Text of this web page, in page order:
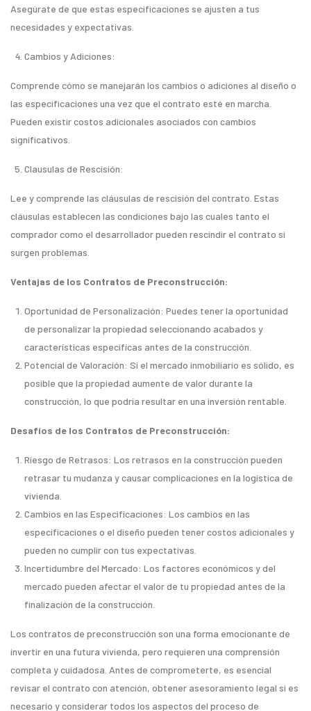
Asegúrate de que estas especificaciones se ajusten a tus
necesidades y expectativas.
Cambios y Adiciones:
Comprende cómo se manejarán los cambios o adiciones al diseño o
las especificaciones una vez que el contrato esté en marcha.
Pueden existir costos adicionales asociados con cambios
significativos.
Clausulas de Rescisión:
Lee y comprende las cláusulas de rescisión del contrato. Estas
cláusulas establecen las condiciones bajo las cuales tanto el
comprador como el desarrollador pueden rescindir el contrato si
surgen problemas.
Ventajas de los Contratos de Preconstrucción:
Oportunidad de Personalización: Puedes tener la oportunidad
de personalizar la propiedad seleccionando acabados y
características específicas antes de la construcción.
Potencial de Valoración: Si el mercado inmobiliario es sólido, es
posible que la propiedad aumente de valor durante la
construcción, lo que podría resultar en una inversión rentable.
Desafíos de los Contratos de Preconstrucción:
Riesgo de Retrasos: Los retrasos en la construcción pueden
retrasar tu mudanza y causar complicaciones en la logística de
vivienda.
Cambios en las Especificaciones: Los cambios en las
especificaciones o el diseño pueden tener costos adicionales y
pueden no cumplir con tus expectativas.
Incertidumbre del Mercado: Los factores económicos y del
mercado pueden afectar el valor de tu propiedad antes de la
finalización de la construcción.
Los contratos de preconstrucción son una forma emocionante de
invertir en una futura vivienda, pero requieren una comprensión
completa y cuidadosa. Antes de comprometerte, es esencial
revisar el contrato con atención, obtener asesoramiento legal si es
necesario y considerar todos los aspectos del proceso de